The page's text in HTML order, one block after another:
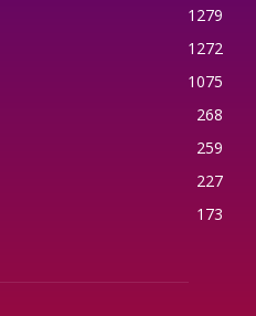
1279
1272
1075
268
259
227
173